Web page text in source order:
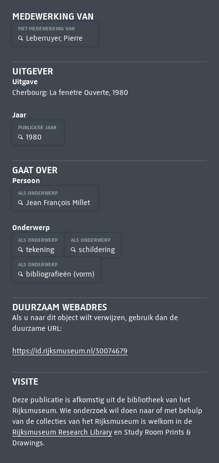
MEDEWERKING VAN
MET MEDEWERKING VAN
Leberruyer, Pierre
UITGEVER
Uitgave
Cherbourg: La fenêtre Ouverte, 1980
Jaar
PUBLICATIE JAAR
1980
GAAT OVER
Persoon
ALS ONDERWERP
Jean François Millet
Onderwerp
ALS ONDERWERP
tekening
ALS ONDERWERP
schildering
ALS ONDERWERP
bibliografieën (vorm)
DUURZAAM WEBADRES
Als u naar dit object wilt verwijzen, gebruik dan de
duurzame URL:
https://id.rijksmuseum.nl/30074679
VISITE
Deze publicatie is afkomstig uit de bibliotheek van het
Rijksmuseum. Wie onderzoek wil doen naar of met behulp
van de collecties van het Rijksmuseum is welkom in de
Rijksmuseum Research Libraryen Study Room Prints &
Drawings.